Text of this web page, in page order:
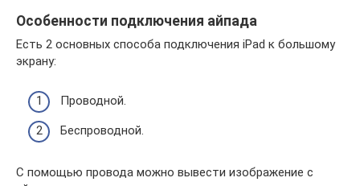
Особенности подключения айпада
Есть 2 основных способа подключения iPad к большому
экрану:
Проводной.
Беспроводной.
С помощью провода можно вывести изображение с